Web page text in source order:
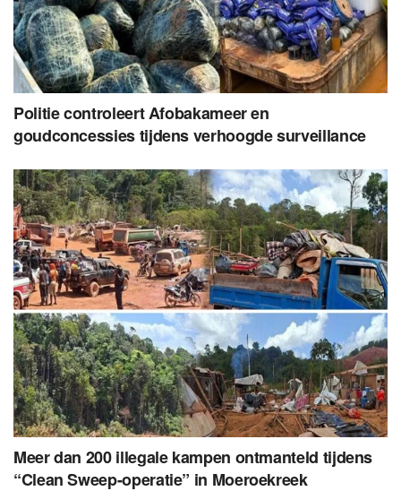
Politie controleert Afobakameer en
goudconcessies tijdens verhoogde surveillance
Meer dan 200 illegale kampen ontmanteld tijdens
“Clean Sweep-operatie” in Moeroekreek